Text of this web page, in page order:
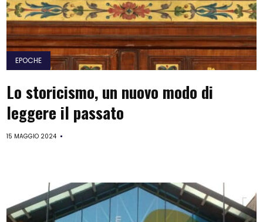
EPOCHE
Lo storicismo, un nuovo modo di
leggere il passato
15 MAGGIO 2024